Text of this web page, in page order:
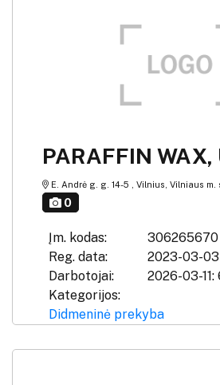
PARAFFIN WAX,
E. Andrė g. g. 14-5 , Vilnius, Vilniaus m.
0
Įm. kodas:
306265670
Reg. data:
2023-03-
Darbotojai:
2026-03-
Kategorijos:
Didmeninė prekyba